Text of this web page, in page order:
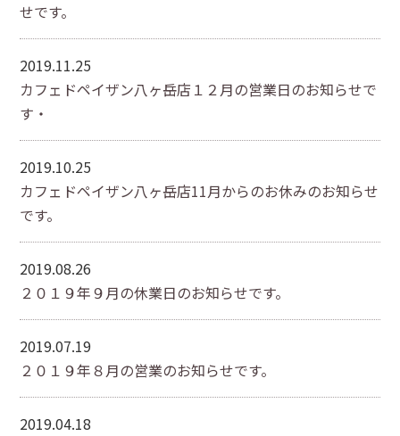
せです。
2019.11.25
カフェドペイザン八ヶ岳店１２月の営業日のお知らせで
す・
2019.10.25
カフェドペイザン八ヶ岳店11月からのお休みのお知らせ
です。
2019.08.26
２０１９年９月の休業日のお知らせです。
2019.07.19
２０１９年８月の営業のお知らせです。
2019.04.18